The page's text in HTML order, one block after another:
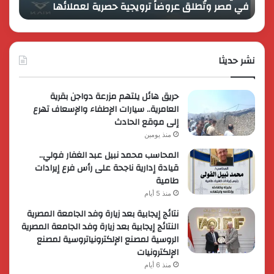
مصر
وتُطلق
عروضاً
ترويجية
حصرية
في مصر وتُطلق عروضاً ترويجية حصرية لعملائها
جديدة
نشر حديثا
حريق هائل يلتهم مزرعة دواجن بقرية
العامرية.. سيارات الإطفاء والإسعاف تهرع
إلى موقع الحادث
منذ يومين
المحاسب محمد نبيل عبد الغفار فولي..
قيادة إدارية ناجحة على رأس فرع إيرادات
طامية
منذ 5 أيام
نتائج إيجابية بعد زيارة وفد الجامعة المصرية
النتائج إيجابية بعد زيارة وفد الجامعة المصرية
الروسية لمصنع الإلكترونياتروسية لمصنع
الإلكترونيات
منذ 6 أيام